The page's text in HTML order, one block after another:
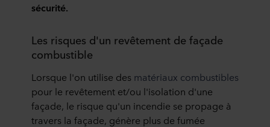
sécurité.
Les risques d'un revêtement de façade
combustible
Lorsque l'on utilise des matériaux combustibles
pour le revêtement et/ou l'isolation d'une
façade, le risque qu'un incendie se propage à
travers la façade, génère plus de fumée